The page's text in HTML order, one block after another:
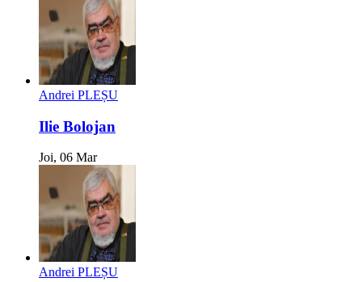
Andrei PLEȘU
Ilie Bolojan
Joi, 06 Mar
Andrei PLEȘU